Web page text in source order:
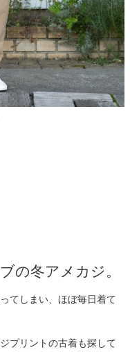
の冬アメカジ。
てしまい、ほぼ毎日着て
プリントの古着も探して